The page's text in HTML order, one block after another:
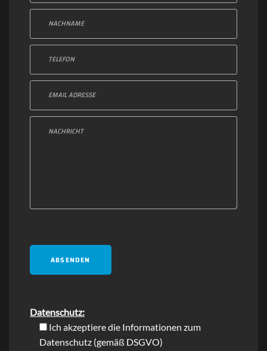
Datenschutz:
Ich akzeptiere die Informationen zum
Datenschutz (gemäß DSGVO)